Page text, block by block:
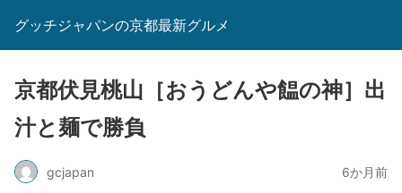
グッチジャパンの京都最新グルメ
京都伏見桃山［おうどんや饂の神］出
汁と麺で勝負
gcjapan 6か月前